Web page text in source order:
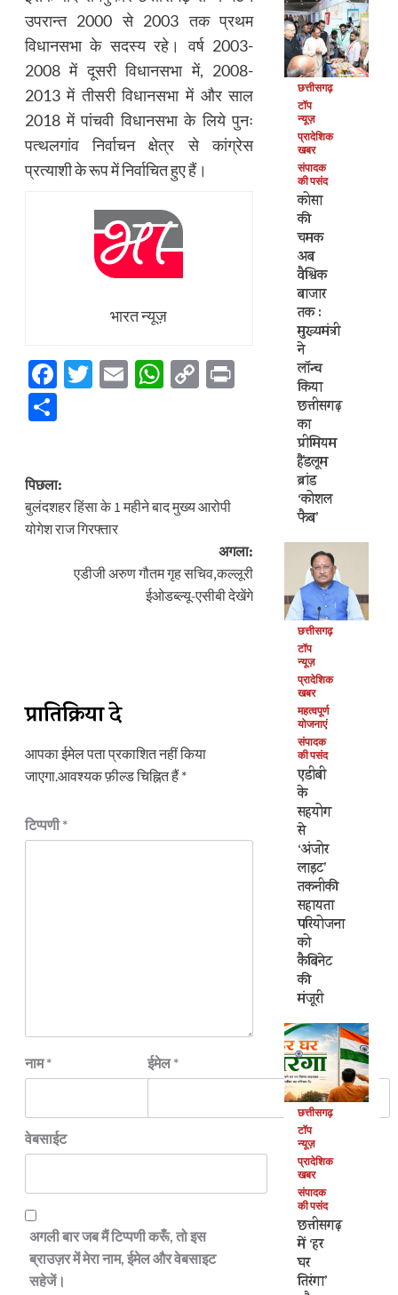
उपरान्त 2000 से 2003 तक प्रथम
विधानसभा के सदस्य रहे। वर्ष 2003-
2008 में दूसरी विधानसभा में, 2008-
2013 में तीसरी विधानसभा में और साल
2018 में पांचवी विधानसभा के लिये पुनः
पत्थलगांव निर्वाचन क्षेत्र से कांग्रेस
प्रत्याशी के रूप में निर्वाचित हुए हैं।
भारत न्यूज़
Facebook
Twitter
EmailWhatsApp
CopyPrint
Share
पोस्ट
नेविगेशन
पिछला:
बुलंदशहर हिंसा के 1 महीने बाद मुख्य आरोपी
योगेश राज गिरफ्तार
अगला:
एडीजी अरुण गौतम गृह सचिव,कल्लूरी
ईओडब्ल्यू-एसीबी देखेंगे
प्रातिक्रिया दे
आपका ईमेल पता प्रकाशित नहीं किया
जाएगा.आवश्यक फ़ील्ड चिह्नित हैं*
टिप्पणी*
नाम* ईमेल*
वेबसाईट
अगली बार जब मैं टिप्पणी करूँ, तो इस
ब्राउज़र में मेरा नाम, ईमेल और वेबसाइट
सहेजें।
छत्तीसगढ़
टॉप
न्यूज़
प्रादेशिक
खबर
संपादक
की पसंद
कोसा
की
चमक
अब
वैश्विक
बाजार
तक :
मुख्यमंत्री
ने
लॉन्च
किया
छत्तीसगढ़
का
प्रीमियम
हैंडलूम
ब्रांड
‘कोशल
फैब’
छत्तीसगढ़
टॉप
न्यूज़
प्रादेशिक
खबर
महत्वपूर्ण
योजनाएं
संपादक
की पसंद
एडीबी
के
सहयोग
से
‘अंजोर
लाइट’
तकनीकी
सहायता
परियोजना
को
कैबिनेट
की
मंजूरी
छत्तीसगढ़
टॉप
न्यूज़
प्रादेशिक
खबर
संपादक
की पसंद
छत्तीसगढ़
में ‘हर
घर
तिरंगा’